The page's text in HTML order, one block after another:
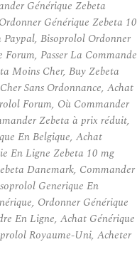
Générique Zebeta
Générique Zebeta 10
Bisoprolol Ordonner
Passer La Commande
Moins Cher, Buy Zebeta
Sans Ordonnance, Achat
Forum, Où Commander
Zebeta à prix réduit,
En Belgique, Achat
En Ligne Zebeta 10 mg
Danemark, Commander
Generique En
Ordonner Générique
En Ligne, Achat Générique
Royaume-Uni, Acheter